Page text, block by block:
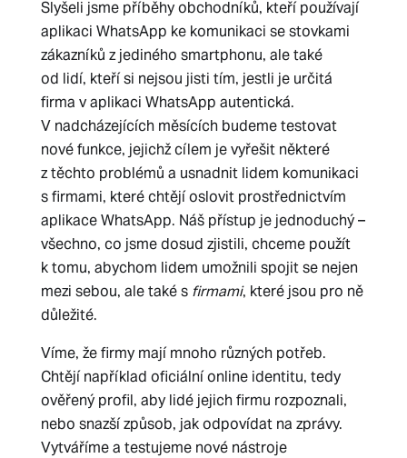
Slyšeli jsme příběhy obchodníků, kteří používají
aplikaci WhatsApp ke komunikaci se stovkami
zákazníků z jediného smartphonu, ale také
od lidí, kteří si nejsou jisti tím, jestli je určitá
firma v aplikaci WhatsApp autentická.
V nadcházejících měsících budeme testovat
nové funkce, jejichž cílem je vyřešit některé
z těchto problémů a usnadnit lidem komunikaci
s firmami, které chtějí oslovit prostřednictvím
aplikace WhatsApp. Náš přístup je jednoduchý –
všechno, co jsme dosud zjistili, chceme použít
k tomu, abychom lidem umožnili spojit se nejen
mezi sebou, ale také s firmami, které jsou pro ně
důležité.
Víme, že firmy mají mnoho různých potřeb.
Chtějí například oficiální online identitu, tedy
ověřený profil, aby lidé jejich firmu rozpoznali,
nebo snazší způsob, jak odpovídat na zprávy.
Vytváříme a testujeme nové nástroje